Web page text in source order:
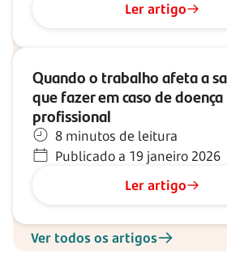
Ler artigo
Quando o trabalho afeta a
que fazer em caso de doença
profissional
8 minutos de leitura
Publicado a 19 janeiro 2026
Ler artigo
Ver todos os artigos